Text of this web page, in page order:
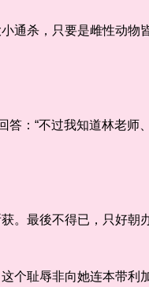
杀，只要是雌性动物
“不过我知道林老师
最後不得已，只好朝
耻辱非向她连本带利